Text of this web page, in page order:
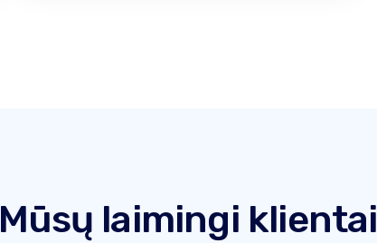
Mūsų laimingi klientai